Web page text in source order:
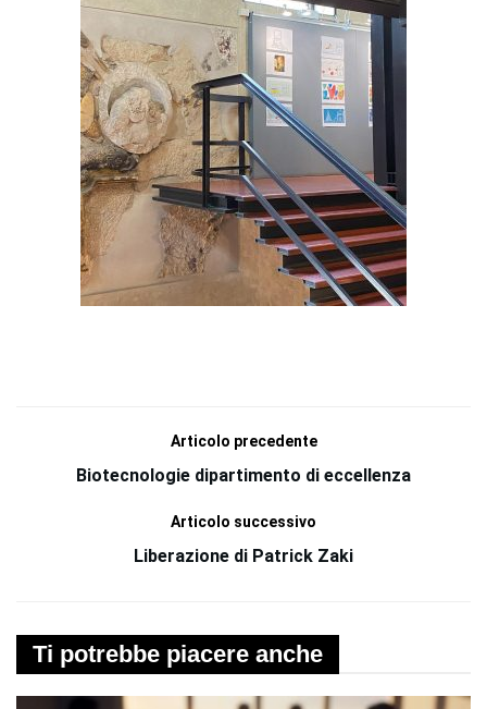
Articolo precedente
Biotecnologie dipartimento di eccellenza
Articolo successivo
Liberazione di Patrick Zaki
Ti potrebbe piacere anche